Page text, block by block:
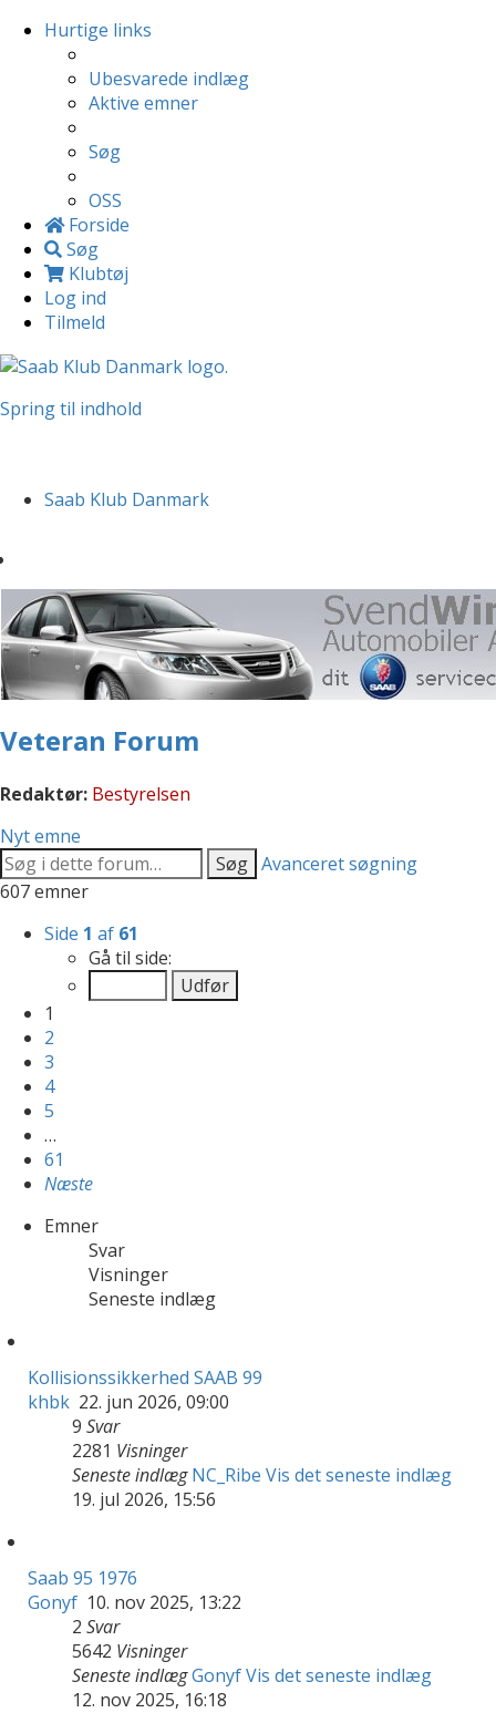
Hurtige links
Ubesvarede indlæg
Aktive emner
Søg
OSS
Forside
Søg
Klubtøj
Log ind
Tilmeld
Spring til indhold
Saab Klub Danmark
Veteran Forum
Redaktør: Bestyrelsen
Nyt emne
Søg Avanceret søgning
607 emner
Side 1 af 61
Gå til side:
1
2
3
4
5
…
61
Næste
Emner
Svar
Visninger
Seneste indlæg
Kollisionssikkerhed SAAB 99
khbk 22. jun 2026, 09:00
9 Svar
2281 Visninger
Seneste indlægNC_Ribe Vis det seneste indlæg
19. jul 2026, 15:56
Saab 95 1976
Gonyf 10. nov 2025, 13:22
2 Svar
5642 Visninger
Seneste indlægGonyfVis det seneste indlæg
12. nov 2025, 16:18